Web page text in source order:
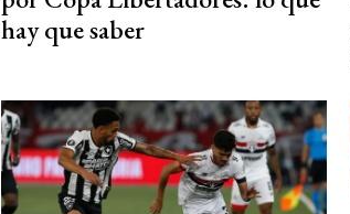
hay que saber